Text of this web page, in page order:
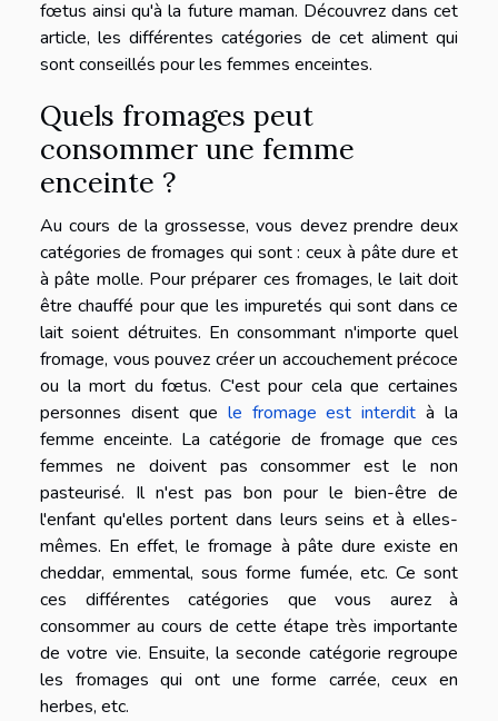
fœtus ainsi qu'à la future maman. Découvrez dans cet
article, les différentes catégories de cet aliment qui
sont conseillés pour les femmes enceintes.
Quels fromages peut
consommer une femme
enceinte ?
Au cours de la grossesse, vous devez prendre deux
catégories de fromages qui sont : ceux à pâte dure et
à pâte molle. Pour préparer ces fromages, le lait doit
être chauffé pour que les impuretés qui sont dans ce
lait soient détruites. En consommant n'importe quel
fromage, vous pouvez créer un accouchement précoce
ou la mort du fœtus. C'est pour cela que certaines
personnes disent que le fromage est interdit à la
femme enceinte. La catégorie de fromage que ces
femmes ne doivent pas consommer est le non
pasteurisé. Il n'est pas bon pour le bien-être de
l'enfant qu'elles portent dans leurs seins et à elles-
mêmes. En effet, le fromage à pâte dure existe en
cheddar, emmental, sous forme fumée, etc. Ce sont
ces différentes catégories que vous aurez à
consommer au cours de cette étape très importante
de votre vie. Ensuite, la seconde catégorie regroupe
les fromages qui ont une forme carrée, ceux en
herbes, etc.